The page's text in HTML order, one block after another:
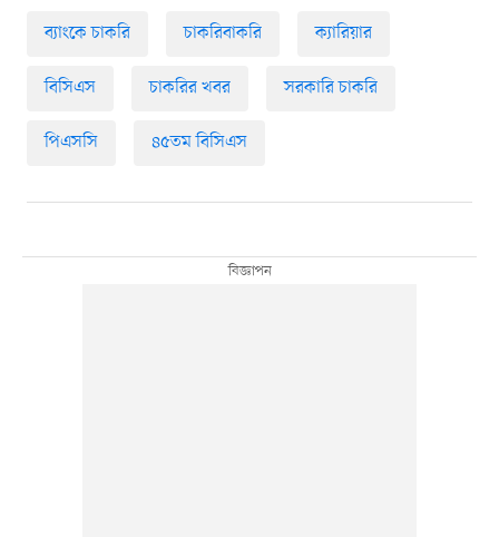
ব্যাংকে চাকরি চাকরিবাকরি ক্যারিয়ার
বিসিএস চাকরির খবর সরকারি চাকরি
পিএসসি ৪৫তম বিসিএস